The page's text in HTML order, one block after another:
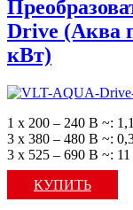
Drive (Аква
кВт)
1 х 200 – 240 В ~:
3 х 380 – 480 В ~:
3 х 525 – 690 В ~:
КУПИТЬ